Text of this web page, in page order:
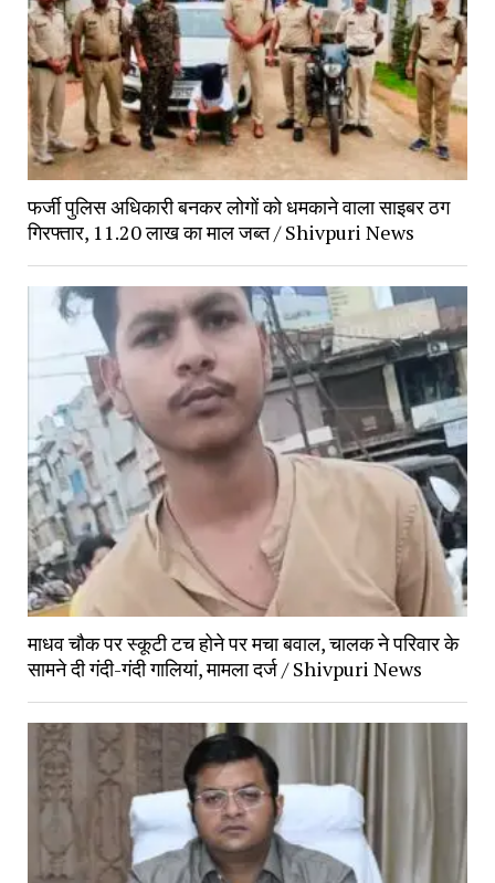
फर्जी पुलिस अधिकारी बनकर लोगों को धमकाने वाला साइबर ठग
गिरफ्तार, 11.20 लाख का माल जब्त / Shivpuri News
माधव चौक पर स्कूटी टच होने पर मचा बवाल, चालक ने परिवार के
सामने दी गंदी-गंदी गालियां, मामला दर्ज / Shivpuri News